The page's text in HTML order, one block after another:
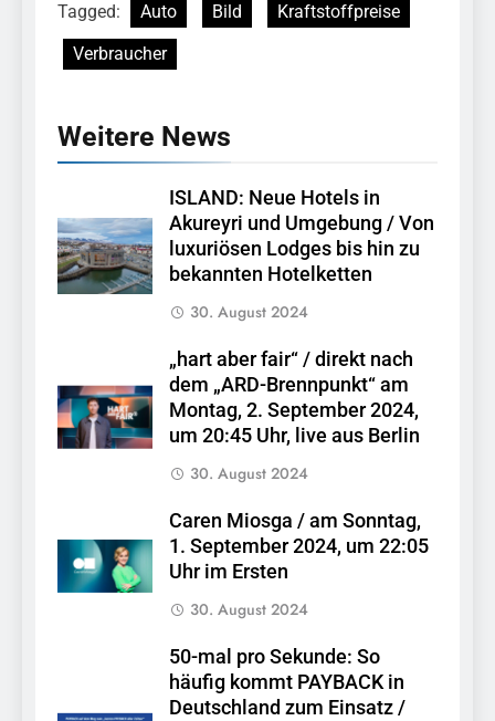
Tagged: Auto Bild
Kraftstoffpreise
Verbraucher
Weitere News
ISLAND: Neue Hotels in
Akureyri und Umgebung / Von
luxuriösen Lodges bis hin zu
bekannten Hotelketten
30. August 2024
„hart aber fair“ / direkt nach
dem „ARD-Brennpunkt“ am
Montag, 2. September 2024,
um 20:45 Uhr, live aus Berlin
30. August 2024
Caren Miosga / am Sonntag,
1. September 2024, um 22:05
Uhr im Ersten
30. August 2024
50-mal pro Sekunde: So
häufig kommt PAYBACK in
Deutschland zum Einsatz /